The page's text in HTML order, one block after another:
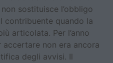
sostituisce l’obbligo
contribuente quando la
articolata. Per l’anno
non era ancora
degli avvisi. Il